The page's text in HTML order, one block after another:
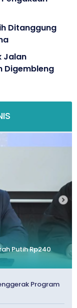
Ditanggung
Jalan
Digembleng
Putih Rp240
Program